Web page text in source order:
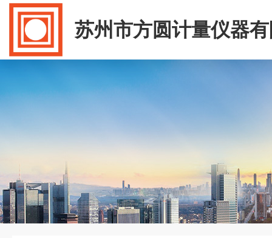
苏州市方圆计量仪器